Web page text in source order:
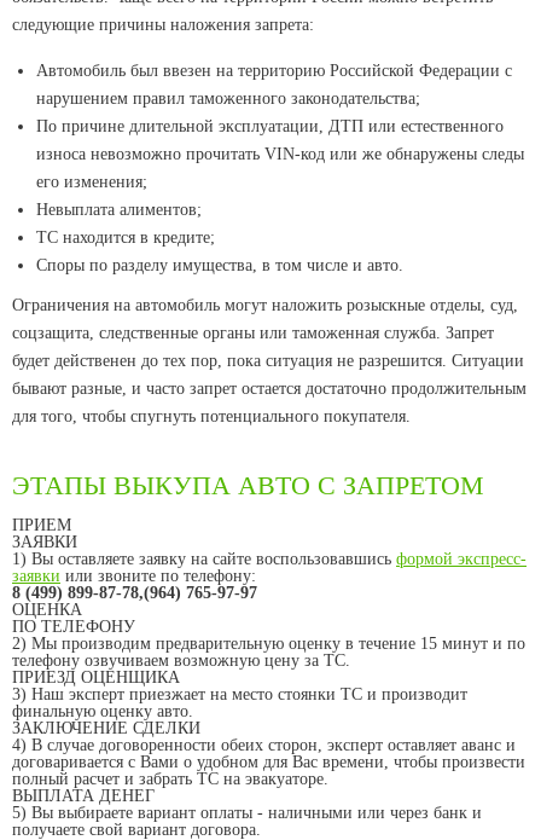
следующие причины наложения запрета:
Автомобиль был ввезен на территорию Российской Федерации с
нарушением правил таможенного законодательства;
По причине длительной эксплуатации, ДТП или естественного
износа невозможно прочитать VIN-код или же обнаружены следы
его изменения;
Невыплата алиментов;
ТС находится в кредите;
Споры по разделу имущества, в том числе и авто.
Ограничения на автомобиль могут наложить розыскные отделы, суд,
соцзащита, следственные органы или таможенная служба. Запрет
будет действенен до тех пор, пока ситуация не разрешится. Ситуации
бывают разные, и часто запрет остается достаточно продолжительным
для того, чтобы спугнуть потенциального покупателя.
ЭТАПЫ ВЫКУПА АВТО С ЗАПРЕТОМ
ПРИЕМ
ЗАЯВКИ
1) Вы оставляете заявку на сайте воспользовавшись формой экспресс-
заявки или звоните по телефону:
8 (499) 899-87-78,(964) 765-97-97
ОЦЕНКА
ПО ТЕЛЕФОНУ
2) Мы производим предварительную оценку в течение 15 минут и по
телефону озвучиваем возможную цену за ТС.
ПРИЕЗД ОЦЕНЩИКА
3) Наш эксперт приезжает на место стоянки ТС и производит
финальную оценку авто.
ЗАКЛЮЧЕНИЕ СДЕЛКИ
4) В случае договоренности обеих сторон, эксперт оставляет аванс и
договаривается с Вами о удобном для Вас времени, чтобы произвести
полный расчет и забрать ТС на эвакуаторе.
ВЫПЛАТА ДЕНЕГ
5) Вы выбираете вариант оплаты - наличными или через банк и
получаете свой вариант договора.